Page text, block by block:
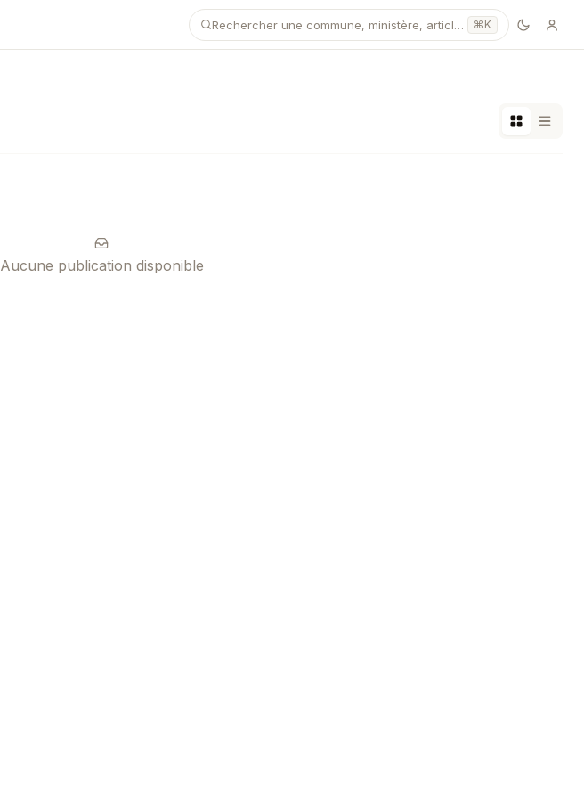
Rechercher une commune, ministère, article… ⌘K
Aucune publication disponible